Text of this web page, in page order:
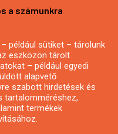
a számunkra
például sütiket – tárolunk
eszközön tárolt
– például egyedi
alapvető
szabott hirdetések és
tartalomméréshez,
termékek